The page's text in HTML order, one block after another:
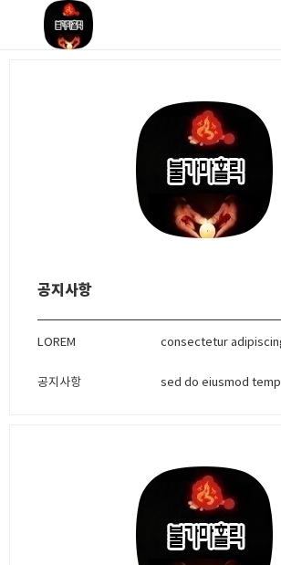
공지사항
LOREM
공지사항
consectetur
sed do eiusmod